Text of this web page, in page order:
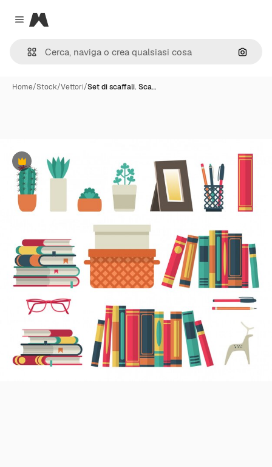
Close menu
Magnific
Cerca
Home/Stock/Vettori/Set di scaffali. Sca…
Premium